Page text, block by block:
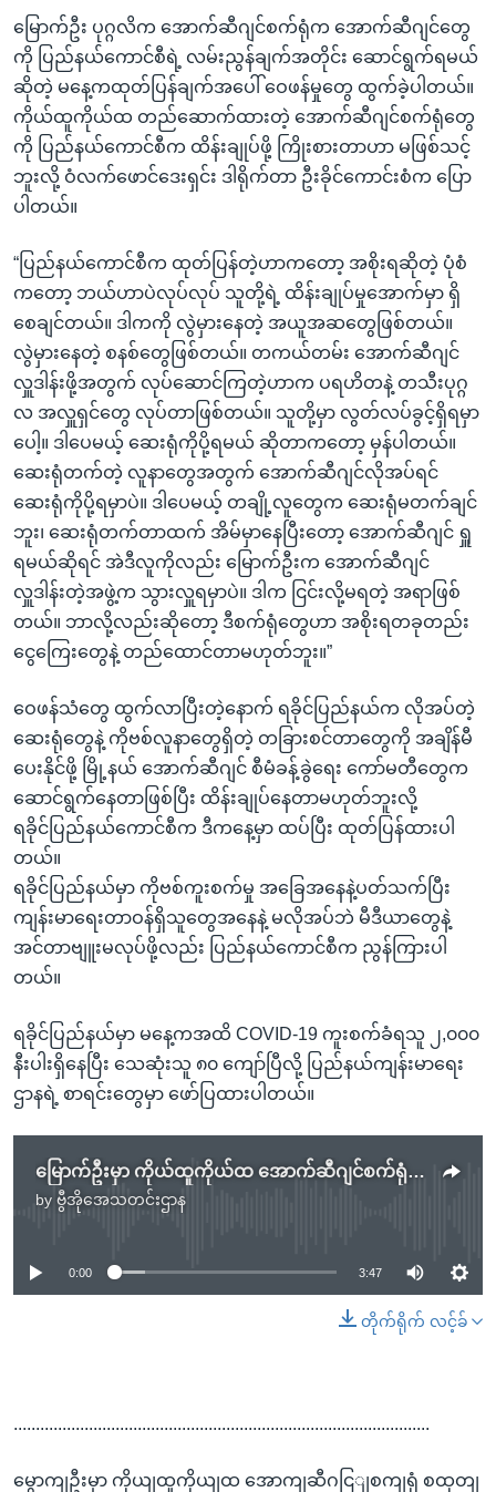
မြောက်ဦး ပုဂ္ဂလိက အောက်ဆီဂျင်စက်ရုံက အောက်ဆီဂျင်တွေ
ကို ပြည်နယ်ကောင်စီရဲ့ လမ်းညွန်ချက်အတိုင်း ဆောင်ရွက်ရမယ်
ဆိုတဲ့ မနေ့ကထုတ်ပြန်ချက်အပေါ် ဝေဖန်မှုတွေ ထွက်ခဲ့ပါတယ်။
ကိုယ်ထူကိုယ်ထ တည်ဆောက်ထားတဲ့ အောက်ဆီဂျင်စက်ရုံတွေ
ကို ပြည်နယ်ကောင်စီက ထိန်းချုပ်ဖို့ ကြိုးစားတာဟာ မဖြစ်သင့်
ဘူးလို့ ဝံလက်ဖောင်ဒေးရှင်း ဒါရိုက်တာ ဦးခိုင်ကောင်းစံက ပြော
ပါတယ်။
“ပြည်နယ်ကောင်စီက ထုတ်ပြန်တဲ့ဟာကတော့ အစိုးရဆိုတဲ့ ပုံစံ
ကတော့ ဘယ်ဟာပဲလုပ်လုပ် သူတို့ရဲ့ ထိန်းချုပ်မှုအောက်မှာ ရှိ
စေချင်တယ်။ ဒါကကို လွဲမှားနေတဲ့ အယူအဆတွေဖြစ်တယ်။
လွဲမှားနေတဲ့ စနစ်တွေဖြစ်တယ်။ တကယ်တမ်း အောက်ဆီဂျင်
လှူဒါန်းဖို့အတွက် လုပ်ဆောင်ကြတဲ့ဟာက ပရဟိတနဲ့ တသီးပုဂ္ဂ
လ အလှူရှင်တွေ လုပ်တာဖြစ်တယ်။ သူတို့မှာ လွတ်လပ်ခွင့်ရှိရမှာ
ပေါ့။ ဒါပေမယ့် ဆေးရုံကိုပို့ရမယ် ဆိုတာကတော့ မှန်ပါတယ်။
ဆေးရုံတက်တဲ့ လူနာတွေအတွက် အောက်ဆီဂျင်လိုအပ်ရင်
ဆေးရုံကိုပို့ရမှာပဲ။ ဒါပေမယ့် တချို့လူတွေက ဆေးရုံမတက်ချင်
ဘူး၊ ဆေးရုံတက်တာထက် အိမ်မှာနေပြီးတော့ အောက်ဆီဂျင် ရှူ
ရမယ်ဆိုရင် အဲဒီလူကိုလည်း မြောက်ဦးက အောက်ဆီဂျင်
လှူဒါန်းတဲ့အဖွဲ့က သွားလှူရမှာပဲ။ ဒါက ငြင်းလို့မရတဲ့ အရာဖြစ်
တယ်။ ဘာလို့လည်းဆိုတော့ ဒီစက်ရုံတွေဟာ အစိုးရတခုတည်း
ငွေကြေးတွေနဲ့ တည်ထောင်တာမဟုတ်ဘူး။”
ဝေဖန်သံတွေ ထွက်လာပြီးတဲ့နောက် ရခိုင်ပြည်နယ်က လိုအပ်တဲ့
ဆေးရုံတွေနဲ့ ကိုဗစ်လူနာတွေရှိတဲ့ တခြားစင်တာတွေကို အချိန်မီ
ပေးနိုင်ဖို့ မြို့နယ် အောက်ဆီဂျင် စီမံခန့်ခွဲရေး ကော်မတီတွေက
ဆောင်ရွက်နေတာဖြစ်ပြီး ထိန်းချုပ်နေတာမဟုတ်ဘူးလို့
ရခိုင်ပြည်နယ်ကောင်စီက ဒီကနေ့မှာ ထပ်ပြီး ထုတ်ပြန်ထားပါ
တယ်။
ရခိုင်ပြည်နယ်မှာ ကိုဗစ်ကူးစက်မှု အခြေအနေနဲ့ပတ်သက်ပြီး
ကျန်းမာရေးတာဝန်ရှိသူတွေအနေနဲ့ မလိုအပ်ဘဲ မီဒီယာတွေနဲ့
အင်တာဗျူးမလုပ်ဖို့လည်း ပြည်နယ်ကောင်စီက ညွန်ကြားပါ
တယ်။
ရခိုင်ပြည်နယ်မှာ မနေ့ကအထိ COVID-19 ကူးစက်ခံရသူ ၂,၀၀၀
နီးပါးရှိနေပြီး သေဆုံးသူ ၈၀ ကျော်ပြီလို့ ပြည်နယ်ကျန်းမာရေး
ဌာနရဲ့ စာရင်းတွေမှာ ဖော်ပြထားပါတယ်။
မြောက်ဦးမှာ ကိုယ်ထူကိုယ်ထ အောက်ဆီဂျင်စက်ရုံ စထုတ်နေပြီ
by ဗွီအိုအေသတင်းဌာန
No media source currently available
0:00 3:47
တိုက်ရိုက် လင့်ခ်
..............................................................................................
မွောကျဦးမှာ ကိုယျထူကိုယျထ အောကျဆီဂငြျစကျရုံ စထုတျ